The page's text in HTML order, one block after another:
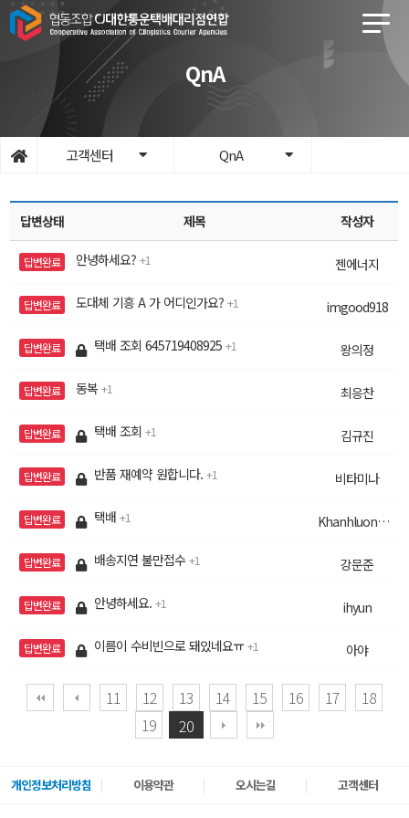
QnA
고객센터 QnA
답변상태 제목 작성자
답변완료 안녕하세요? 1 젠에너지
답변완료 도대체 기흥 A 가 어디인가요? 1 imgood918
답변완료 택배 조회 645719408925 1 왕의정
답변완료 동복 1 최응찬
답변완료 택배 조회 1 김규진
답변완료 반품 재예약 원합니다. 1 비타미나
답변완료 택배 1 Khanhluonghihi
답변완료 배송지연 불만접수 1 강문준
답변완료 안녕하세요. 1 ihyun
답변완료 이름이 수비빈으로 돼있네요ㅠ 1 아야
11 12 13 14 15 16 17
18
19
20
개인정보처리방침 이용약관 오시는길 고객센터